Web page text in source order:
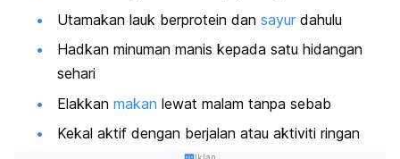
Utamakan lauk berprotein dan sayur dahulu
Hadkan minuman manis kepada satu hidangan
sehari
Elakkan makan lewat malam tanpa sebab
Kekal aktif dengan berjalan atau aktiviti ringan